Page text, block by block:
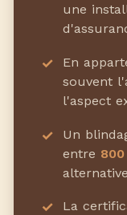
une
En
souvent
l'aspect
Un
entre
La